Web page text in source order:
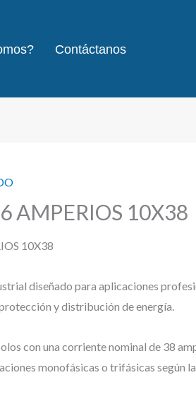
Contáctanos
AMPERIOS 10X38
10X38
diseñado para aplicaciones
y distribución de energía.
con una corriente nominal de 38
monofásicas o trifásicas según